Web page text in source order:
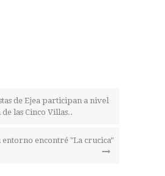
de Ejea participan a nivel
las Cinco Villas..
entorno encontré "La crucica"